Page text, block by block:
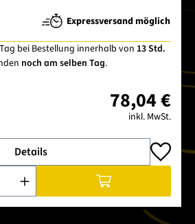
Expressversand möglich
bei Bestellung innerhalb von 13 Std.
noch am selben Tag.
78,04 €
inkl. MwSt.
Details
den gewünschten Wert ein oder